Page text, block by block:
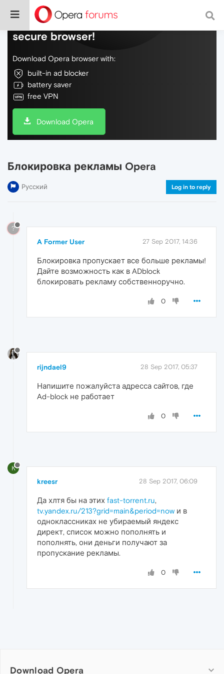
Do more on the web, with a fast and
secure browser!
Download Opera browser with:
built-in ad blocker
battery saver
free VPN
Download Opera
Блокировка рекламы Opera
Русский Log in to reply
?
A Former User 27 Sep 2017, 14:36
Блокировка пропускает все больше рекламы!
Дайте возможность как в ADblock
блокировать рекламу собственноручно.
0
rijndael9 28 Sep 2017, 05:37
Напишите пожалуйста адресса сайтов, где
Ad-block не работает
0
K
kreesr 28 Sep 2017, 06:09
Да хлтя бы на этих fast-torrent.ru,
tv.yandex.ru/213?grid=main&period=now и в
одноклассниках не убираемый яндекс
директ, список можно пополнять и
пополнять, они деньги получают за
пропускание рекламы.
0
Download Opera